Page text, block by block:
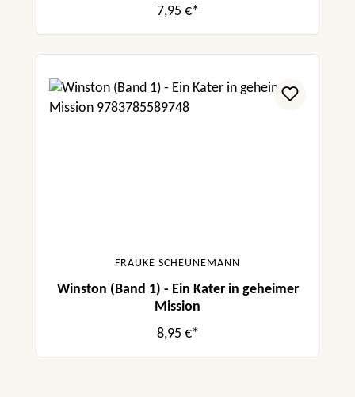
7,95 €*
FRAUKE SCHEUNEMANN
Winston (Band 1) - Ein Kater in geheimer
Mission
8,95 €*